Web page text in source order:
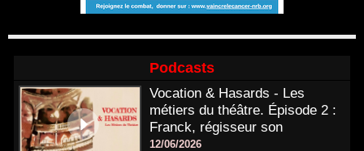
Podcasts
Vocation & Hasards - Les
métiers du théâtre. Épisode 2 :
Franck, régisseur son
12/06/2026